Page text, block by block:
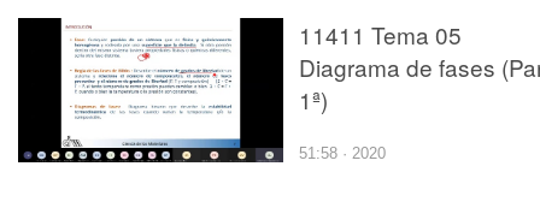
11411 Tema 05
Diagrama de fases
1ª)
51:58 · 2020